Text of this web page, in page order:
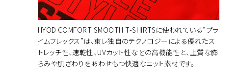
HYOD COMFORT SMOOTH T-SHIRTSに使われている“プラ
イムフレックス”は、東レ独自のテクノロジーによる優れたス
トレッチ性、速乾性、UVカット性などの高機能性と、上質な膨
らみや肌ざわりをあわせもつ快適なニット素材です。